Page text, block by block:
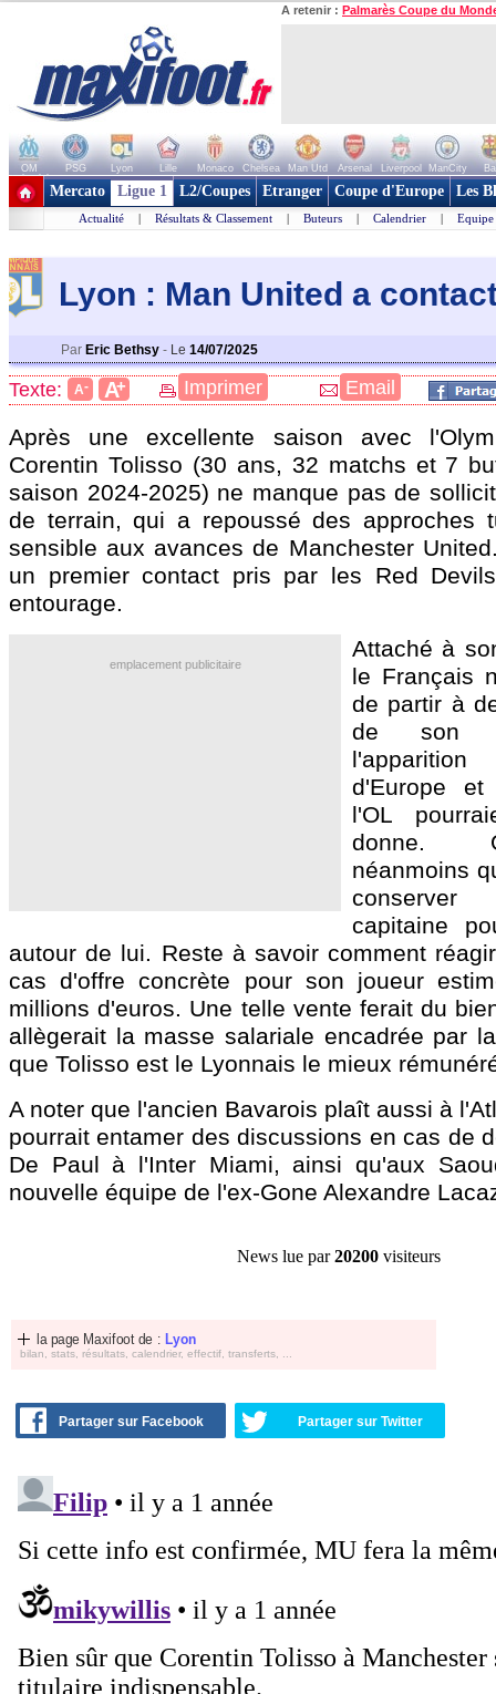
A retenir : Palmarès Coupe du
OM PSG Lyon Lille Monaco Chelsea Man Utd Arsenal Liverpool ManCity
+ de clubs
Mercato Ligue 1 L2/Coupes Etranger Coupe d'Europe Les
Actualité | Résultats & Classement | Buteurs | Calendrier | Equipe
Lyon : Man United a
Par Eric Bethsy - Le 14/07/2025
Texte: A- A+ Imprimer Email
Après une excellente saison avec
Corentin Tolisso (30 ans, 32 matchs et 7
saison 2024-2025) ne manque pas de
de terrain, qui a repoussé des approches
sensible aux avances de Manchester
un premier contact pris par les Red
entourage.
emplacement publicitaire
Attaché à
le Français
de partir à
de son
d'Europe
l'OL
donne.
néanmoins
conserver
capitaine
autour de lui. Reste à savoir comment
cas d'offre concrète pour son joueur
millions d'euros. Une telle vente ferait du
allègerait la masse salariale encadrée par
que Tolisso est le Lyonnais le mieux
A noter que l'ancien Bavarois plaît aussi à
pourrait entamer des discussions en cas de
De Paul à l'Inter Miami, ainsi qu'aux
nouvelle équipe de l'ex-Gone Alexandre
News lue par20200 visiteurs
la page Maxifoot de : Lyon
bilan, stats, résultats, calendrier, effectif, transferts, ...
Partager sur Facebook Partager sur Twitter